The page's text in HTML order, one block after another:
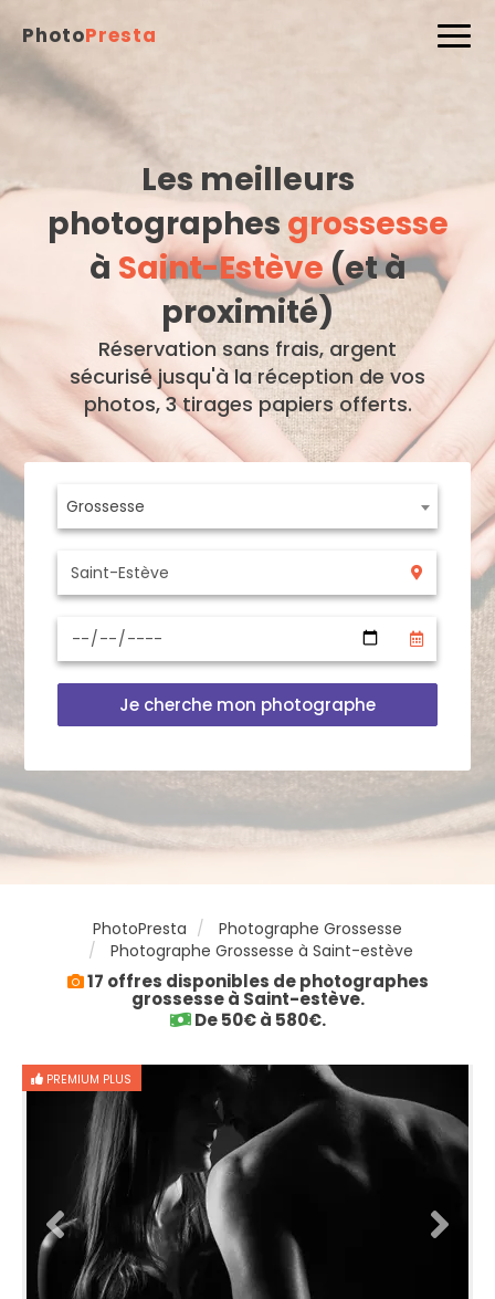
PhotoPresta
Les meilleurs
photographes grossesse
à Saint-Estève(et à
proximité)
Réservation sans frais, argent
sécurisé jusqu'à la réception de vos
photos, 3 tirages papiers offerts.
Grossesse
Je cherche mon photographe
PhotoPresta
Photographe Grossesse
Photographe Grossesse à Saint-estève
17 offres disponibles de photographes
grossesse à Saint-estève.
De 50€ à 580€.
PREMIUM PLUS